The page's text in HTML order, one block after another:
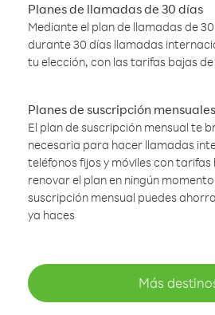
Planes de llamadas de 30 días
Mediante el plan de llamadas de
durante 30 días llamadas
tu elección, con las tarifas bajas de
Planes de suscripción mensuales
El plan de suscripción mensual te
necesaria para hacer llamadas
teléfonos fijos y móviles con tarifas
renovar el plan en ningún
suscripción mensual puedes
ya haces
Más